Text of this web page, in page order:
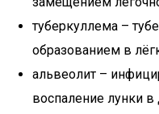
туберкуллема –
образованием в
альвеолит –
воспаление лунки в